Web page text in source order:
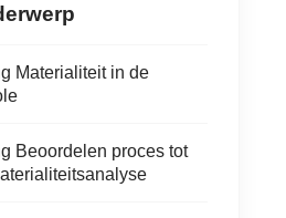
Materialiteit in de
Beoordelen proces tot